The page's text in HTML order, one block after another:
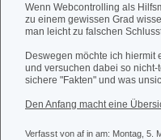
Wenn Webcontrolling als
zu einem gewissen Grad
man leicht zu falschen
Deswegen möchte ich hiermit
und versuchen dabei so
sichere "Fakten" und was
Den Anfang macht eine
Verfasst von af in am: Montag, 5.